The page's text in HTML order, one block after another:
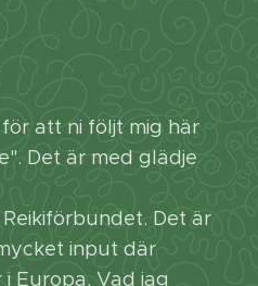
att ni följt mig här
Det är med glädje
Det är
input där
Europa. Vad jag